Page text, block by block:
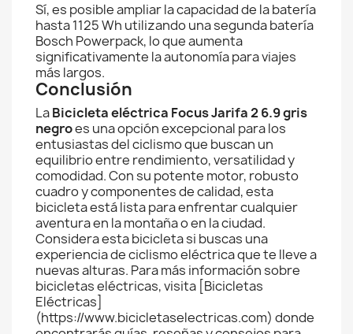
Sí, es posible ampliar la capacidad de la batería
hasta 1125 Wh utilizando una segunda batería
Bosch Powerpack, lo que aumenta
significativamente la autonomía para viajes
más largos.
Conclusión
LaBicicleta eléctrica Focus Jarifa 2 6.9 gris
negroes una opción excepcional para los
entusiastas del ciclismo que buscan un
equilibrio entre rendimiento, versatilidad y
comodidad. Con su potente motor, robusto
cuadro y componentes de calidad, esta
bicicleta está lista para enfrentar cualquier
aventura en la montaña o en la ciudad.
Considera esta bicicleta si buscas una
experiencia de ciclismo eléctrica que te lleve a
nuevas alturas. Para más información sobre
bicicletas eléctricas, visita [Bicicletas
Eléctricas]
(https://www.bicicletaselectricas.com) donde